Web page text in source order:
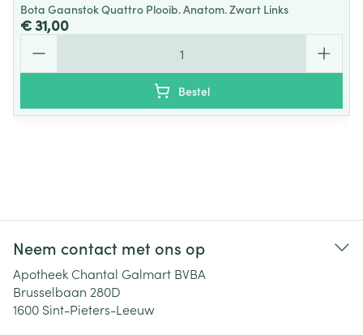
Bota Gaanstok Quattro Plooib. Anatom. Zwart Links
€ 31,00
Bestel
Neem contact met ons op
Apotheek Chantal Galmart BVBA
Brusselbaan 280D
1600 Sint-Pieters-Leeuw